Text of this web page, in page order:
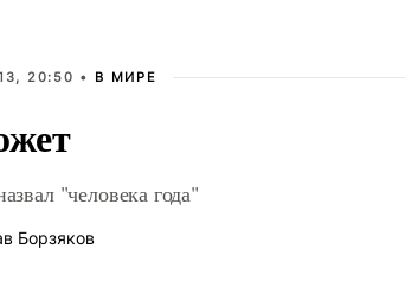
20:50 • В МИРЕ
"человека года"
Борзяков